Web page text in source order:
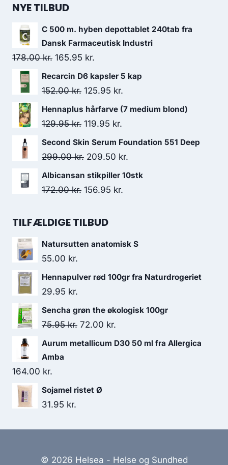
NYE TILBUD
C 500 m. hyben depottablet 240tab fra
Dansk Farmaceutisk Industri
178.00kr. Den
oprindelige
pris
178.00 kr..
165.95 kr.
aktuelle
pris
165.95 kr..
Recarcin D6 kapsler 5 kap
152.00kr. Den
oprindelige
pris
152.00 kr..
125.95 kr.
aktuelle
Hennaplus hårfarve (7 medium blond)
129.95kr. Den
oprindelige
pris
129.95 kr..
119.95 kr.
aktuelle
pris
Second Skin Serum Foundation 551 Deep
299.00kr. Den
oprindelige
pris
299.00 kr..
209.50 kr.
aktuelle
Albicansan stikpiller 10stk
172.00kr. Den
pris
172.00 kr..
156.95 kr.
156.95 kr..
TILFÆLDIGE TILBUD
Natursutten anatomisk S
55.00 kr.
Hennapulver rød 100gr fra Naturdrogeriet
29.95 kr.
Sencha grøn the økologisk 100gr
75.95kr. Den
oprindelige
75.95 kr..
72.00 kr.
aktuelle
Aurum metallicum D30 50 ml fra Allergica
Amba
164.00 kr.
Sojamel ristet Ø
31.95 kr.
© 2026 Helsea - Helse og Sundhed